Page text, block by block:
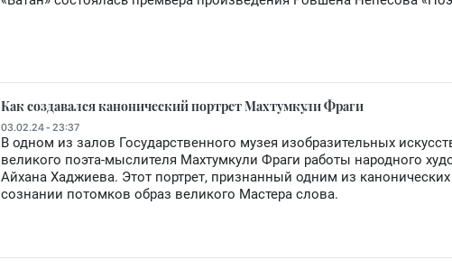
Как создавался канонический портрет Махтумкули Фраги
03.02.24 - 23:37
В одном из залов Государственного музея изобразительных
великого поэта-мыслителя Махтумкули Фраги работы народного
Айхана Хаджиева. Этот портрет, признанный одним из
сознании потомков образ великого Мастера слова.